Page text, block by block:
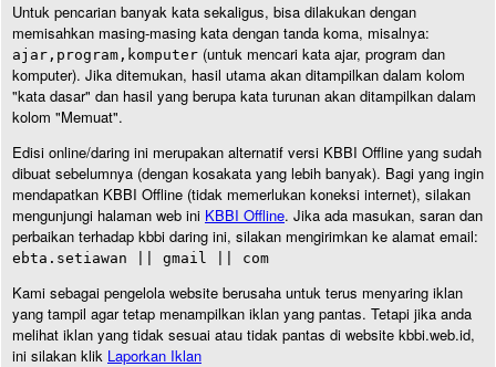
Untuk pencarian banyak kata sekaligus, bisa dilakukan dengan
memisahkan masing-masing kata dengan tanda koma, misalnya:
ajar,program,komputer (untuk mencari kata ajar, program dan
komputer). Jika ditemukan, hasil utama akan ditampilkan dalam kolom
"kata dasar" dan hasil yang berupa kata turunan akan ditampilkan dalam
kolom "Memuat".
Edisi online/daring ini merupakan alternatif versi KBBI Offline yang sudah
dibuat sebelumnya (dengan kosakata yang lebih banyak). Bagi yang ingin
mendapatkan KBBI Offline (tidak memerlukan koneksi internet), silakan
mengunjungi halaman web ini KBBI Offline. Jika ada masukan, saran dan
perbaikan terhadap kbbi daring ini, silakan mengirimkan ke alamat email:
ebta.setiawan || gmail || com
Kami sebagai pengelola website berusaha untuk terus menyaring iklan
yang tampil agar tetap menampilkan iklan yang pantas. Tetapi jika anda
melihat iklan yang tidak sesuai atau tidak pantas di website kbbi.web.id,
ini silakan klik Laporkan Iklan